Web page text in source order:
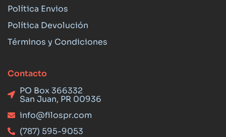
Política Envios
Política Devolución
Términos y Condiciones
Contacto
PO Box 366332
San Juan, PR 00936
info@filospr.com
(787) 595-9053